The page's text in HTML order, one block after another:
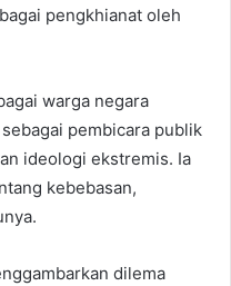
pengkhianat oleh
warga negara
pembicara publik
ideologi ekstremis. Ia
kebebasan,
dilema